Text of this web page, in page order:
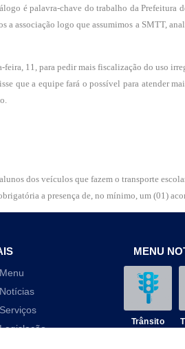
é palavra-chave do trabalho da
a associação logo que assumimos a SMTT,
11, para pedir mais fiscalização do uso
que a equipe fará o possível para atender
dos veículos que fazem o transporte
a presença de, no mínimo, um (01)
Menu
Notícias
Serviços
Legislação
MENU
Trânsito